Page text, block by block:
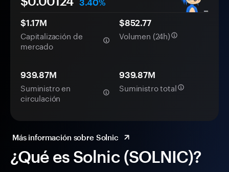
¿Qué es Solnic (SOLNIC)?
3.40%
$1.17M
Capitalización de
mercado
$852.77
Volumen (24h)
939.87M
Suministro en
circulación
939.87M
Suministro total
Más información sobre Solnic